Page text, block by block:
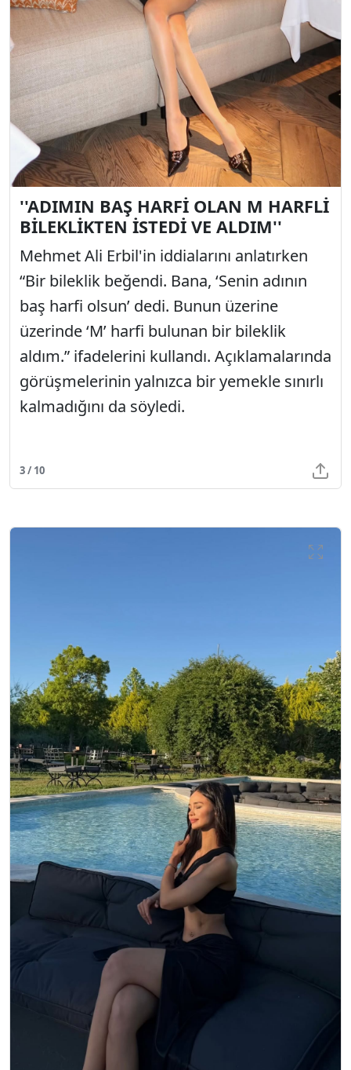
''ADIMIN BAŞ HARFİ OLAN M HARFLİ
BİLEKLİKTEN İSTEDİ VE ALDIM''
Mehmet Ali Erbil'in iddialarını anlatırken
“Bir bileklik beğendi. Bana, ‘Senin adının
baş harfi olsun’ dedi. Bunun üzerine
üzerinde ‘M’ harfi bulunan bir bileklik
aldım.” ifadelerini kullandı. Açıklamalarında
görüşmelerinin yalnızca bir yemekle sınırlı
kalmadığını da söyledi.
3 / 10